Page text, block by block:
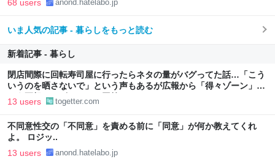
68 users anond.hatelabo.jp
いま人気の記事 - 暮らしをもっと読む
新着記事 - 暮らし
閉店間際に回転寿司屋に行ったらネタの量がバグってた話…「こう
いうのを晒さないで」という声もあるが広報から「得々ゾーン」と
いう正規サービスだとの回答も
13 users togetter.com
不同意性交の「不同意」を責める前に「同意」が何か教えてくれ
よ。 ロジッ..
13 users anond.hatelabo.jp